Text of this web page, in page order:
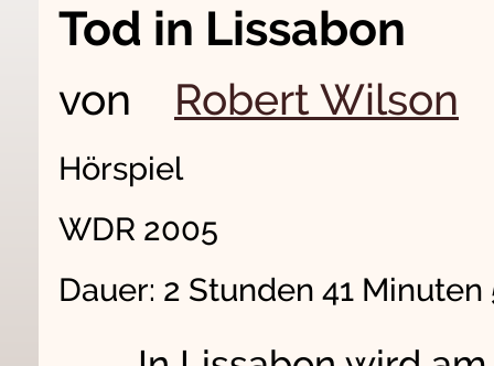
Tod in Lissabon
von Robert Wilson
Hörspiel
WDR 2005
Dauer: 2 Stunden 41